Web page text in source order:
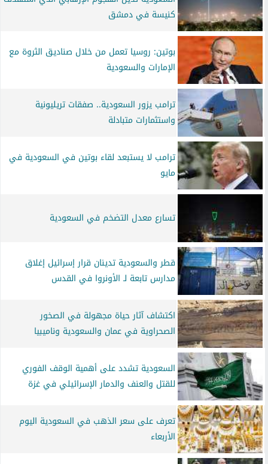
كنيسة في دمشق
بوتين: روسيا تعمل من خلال صناديق الثروة مع
الإمارات والسعودية
ترامب يزور السعودية.. صفقات تريليونية
واستثمارات متبادلة
ترامب لا يستبعد لقاء بوتين في السعودية في
مايو
تسارع معدل التضخم في السعودية
قطر والسعودية تدينان قرار إسرائيل إغلاق
مدارس تابعة لـ الأونروا في القدس
اكتشاف آثار حياة مجهولة في الصخور
الصحراوية في عمان والسعودية وناميبيا
السعودية تشدد على أهمية الوقف الفوري
للقتل والعنف والدمار الإسرائيلي في غزة
تعرف على سعر الذهب في السعودية اليوم
الأربعاء